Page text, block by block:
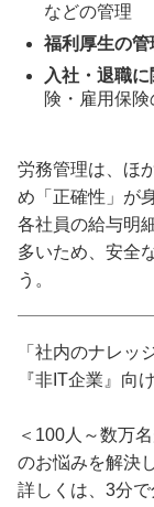
などの管理
福利厚生の管
入社・退職
険・雇用保険
労務管理は、ほ
め「正確性」が
各社員の給与明
多いため、安全
う。
「社内のナレッ
『非IT企業』向
＜100人～数万
のお悩みを解決
詳しくは、3分